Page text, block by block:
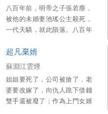
八百年前，明帝之子張若塵，
被他的未婚妻池瑤公主殺死，
一代天驕，就此隕落。八百年
發現曾經殺死他的未婚妻，已
經統一崑崙界，開辟出第一中
央帝國，號稱“池瑤女皇”。池
瑤女皇——統禦天下，威臨八
方；青春永駐，不死不滅。張
若塵站在諸皇祠堂外，望著池
超凡棄婿
蘇淵江雲煙
姐姐要死了，公司被搶了，老
婆要改嫁了，向仇人跪下借錢
雙手還被廢了；作為上門女婿